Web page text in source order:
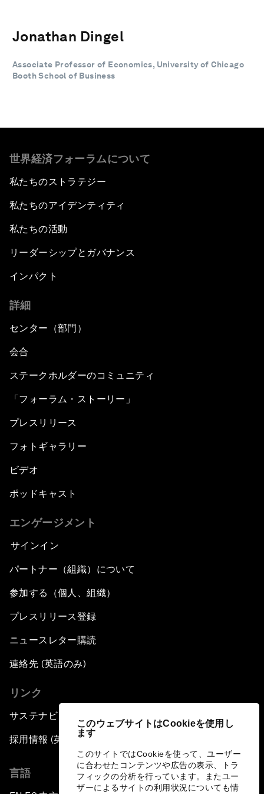
このウェブサイトはCookieを使用し
ます
このサイトではCookieを使って、ユーザー
に合わせたコンテンツや広告の表示、トラ
フィックの分析を行っています。またユー
ザーによるサイトの利用状況についても情
Jonathan Dingel
Associate Professor of Economics, University of Chicago
Booth School of Business
世界経済フォーラムについて
私たちのストラテジー
私たちのアイデンティティ
私たちの活動
リーダーシップとガバナンス
インパクト
詳細
センター（部門）
会合
ステークホルダーのコミュニティ
「フォーラム・ストーリー」
プレスリリース
フォトギャラリー
ビデオ
ポッドキャスト
エンゲージメント
サインイン
パートナー（組織）について
参加する（個人、組織）
プレスリリース登録
ニュースレター購読
連絡先 (英語のみ)
リンク
サステナビリティへの取り組み
採用情報 (英語のみ)
言語